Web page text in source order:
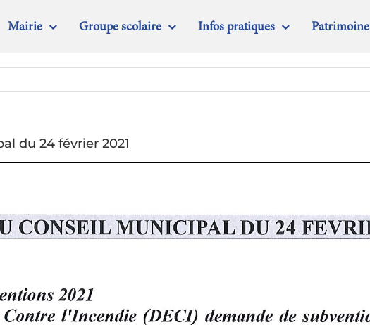
Mairie Groupe scolaire Infos pratiques Patrimoine
du 24 février 2021